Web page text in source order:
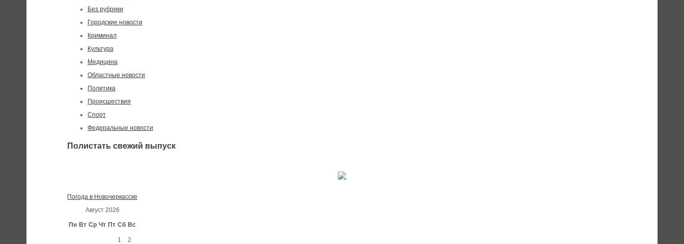
Без рубрики
Городские новости
Криминал
Культура
Медицина
Областные новости
Политика
Происшествия
Спорт
Федеральные новости
Полистать свежий выпуск
Погода в Новочеркасске
Август 2026
Пн Вт Ср Чт Пт Сб Вс
1 2